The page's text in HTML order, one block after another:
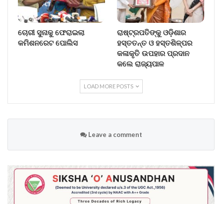
ଚୋରୀ ସୁନାକୁ ଫେରାଇଲା
କମିଶନରେଟ ପୋଲିସ
ରାଷ୍ଟ୍ରପତିଙ୍କୁ ଓଡ଼ିଶାର
ହସ୍ତତନ୍ତ ଓ ହସ୍ତଶିଳ୍ପର
କଳାକୃତି ଉପହାର ପ୍ରଦାନ
କଲେ ରାଜ୍ୟପାଳ
LOAD MORE POSTS
Leave a comment